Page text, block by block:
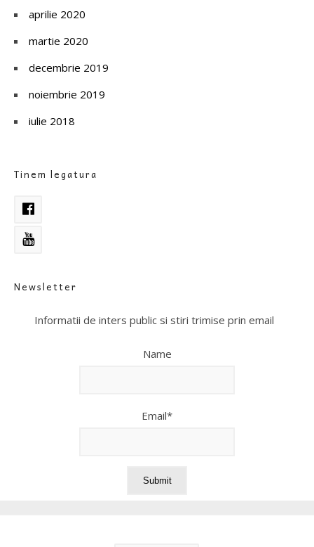
aprilie 2020
martie 2020
decembrie 2019
noiembrie 2019
iulie 2018
Tinem legatura
Newsletter
Informatii de inters public si stiri trimise prin email
Name
Email*